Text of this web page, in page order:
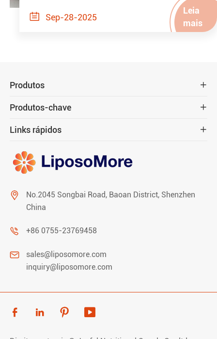
 Sep-28-2025
Leia
mais
Produtos 
Produtos-chave 
Links rápidos 

No.2045 Songbai Road, Baoan District, Shenzhen
China
 +86 0755-23769458

sales@liposomore.com
inquiry@liposomore.com
   